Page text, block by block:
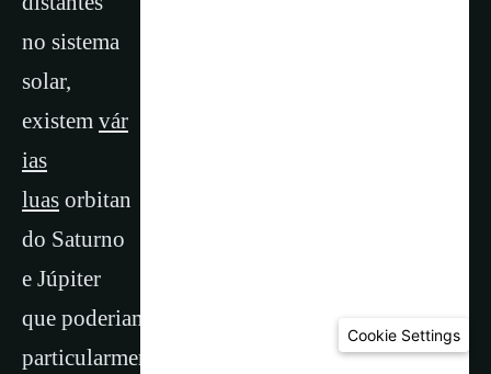
no sistema
solar,
existem vár
ias
luas orbitan
do Saturno
e Júpiter
que poderiam potencialmente abrigar vida,
particularmente
Encélado e Europa.
Cookie Settings